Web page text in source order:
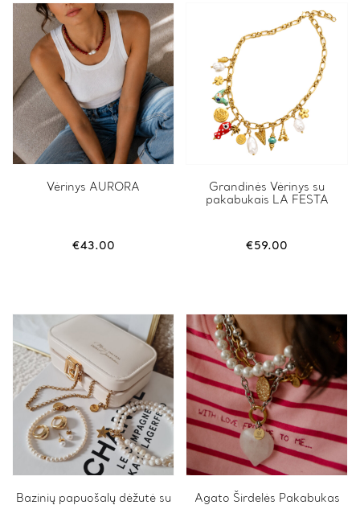
Vėrinys AURORA
€43.00
Grandinės Vėrinys su
pakabukais LA FESTA
€59.00
Bazinių papuošalų dėžutė su
Agato Širdelės Pakabukas